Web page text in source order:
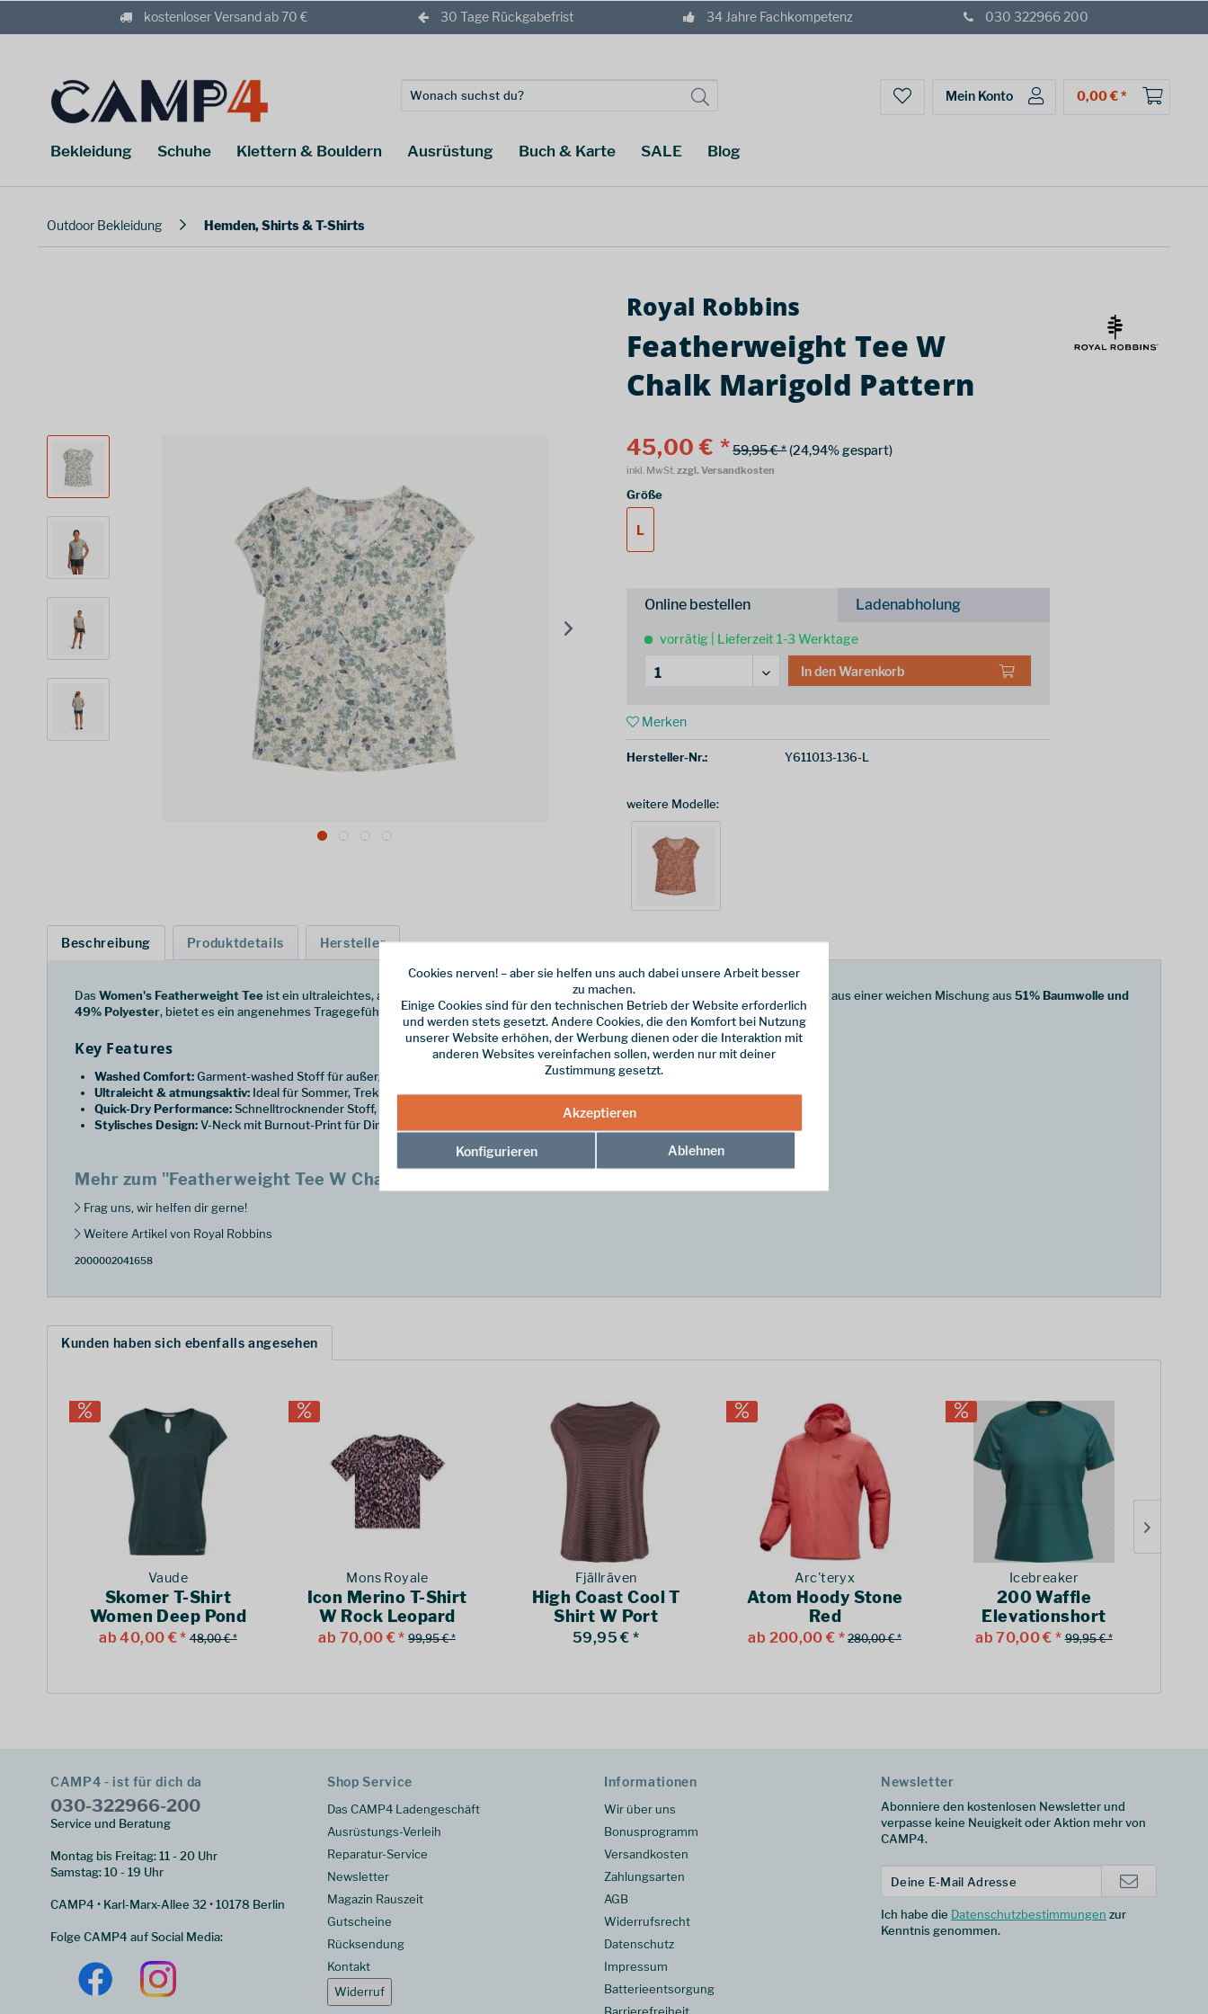
kostenloser Versand ab 70 € 30 Tage Rückgabefrist 34 Jahre Fachkompetenz 030 322966 200
Mein Konto 0,00 € *
Bekleidung Schuhe Klettern & Bouldern Ausrüstung Buch & Karte SALE Blog
Outdoor Bekleidung Hemden, Shirts & T-Shirts
Royal Robbins
Featherweight Tee W
Chalk Marigold Pattern
45,00 € *59,95 € *(24,94% gespart)
inkl. MwSt.zzgl. Versandkosten
Größe
L
Online bestellen Ladenabholung
vorrätig | Lieferzeit 1-3 Werktage
In denWarenkorb
Merken
Hersteller-Nr.: Y611013-136-L
weitere Modelle:
Beschreibung Produktdetails Hersteller
Das Women's Featherweight Tee ist ein ultraleichtes, atmungsaktives V-Neck-T-Shirt für warme Tage und aktive Abenteuer. Hergestellt aus einer weichen Mischung aus 51% Baumwolle und
49% Polyester, bietet es ein angenehmes Tragegefühl, schnelle Trocknung und luftige Leichtigkeit.
Key Features
Washed Comfort:Garment-washed Stoff für außergewöhnliche Weichheit, Atmungsaktivität und Tragekomfort.
Ultraleicht & atmungsaktiv: Ideal für Sommer, Trekking, Reisen und Outdoor-Aktivitäten.
Quick-Dry Performance:Schnelltrocknender Stoff, perfekt für heiße Tage und intensive Aktivitäten.
Stylisches Design:V-Neck mit Burnout-Print für Dimension und Textur.
Mehr zum "Featherweight Tee W Chalk Marigold Pattern"
Frag uns, wir helfen dir gerne!
Weitere Artikel von Royal Robbins
2000002041658
Kunden haben sich ebenfalls angesehen
Vaude
Skomer T-Shirt
Women Deep Pond
ab 40,00 € * 48,00 € *
Mons Royale
Icon Merino T-Shirt
W Rock Leopard
ab 70,00 € * 99,95 € *
Fjällräven
High Coast Cool T
Shirt W Port
59,95 € *
Arc'teryx
Atom Hoody Stone
Red
ab 200,00 € * 280,00 € *
Icebreaker
200 Waffle
Elevationshort
Sleeve Tee Woman...
ab 70,00 € * 99,95 € *
CAMP4 - ist für dich da
030-322966-200
Service und Beratung
Montag bis Freitag: 11 - 20 Uhr
Samstag: 10 - 19 Uhr
CAMP4 • Karl-Marx-Allee 32 • 10178 Berlin
Folge CAMP4 auf Social Media:
Shop Service
Das CAMP4 Ladengeschäft
Ausrüstungs-Verleih
Reparatur-Service
Newsletter
Magazin Rauszeit
Gutscheine
Rücksendung
Kontakt
Widerruf
Informationen
Wir über uns
Bonusprogramm
Versandkosten
Zahlungsarten
AGB
Widerrufsrecht
Datenschutz
Impressum
Batterieentsorgung
Newsletter
Abonniere den kostenlosen Newsletter und
verpasse keine Neuigkeit oder Aktion mehr von
CAMP4.
Ich habe die Datenschutzbestimmungen zur
Kenntnis genommen.
Cookies nerven! – aber sie helfen uns auch dabei unsere Arbeit besser
zu machen.
Einige Cookies sind für den technischen Betrieb der Website erforderlich
und werden stets gesetzt. Andere Cookies, die den Komfort bei Nutzung
unserer Website erhöhen, der Werbung dienen oder die Interaktion mit
anderen Websites vereinfachen sollen, werden nur mit deiner
Zustimmung gesetzt.
Akzeptieren
Konfigurieren Ablehnen